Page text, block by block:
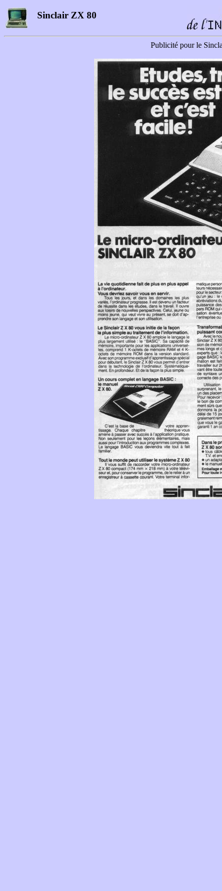
Sinclair ZX 80
Publicité pour le